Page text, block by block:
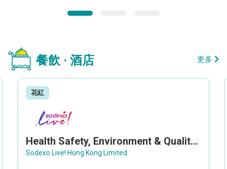
餐飲 · 酒店 更多
花紅
Health Safety, Environment & Quality Assurance Officer (Maternity cover – 5 months contract)
Sodexo Live! Hong Kong Limited